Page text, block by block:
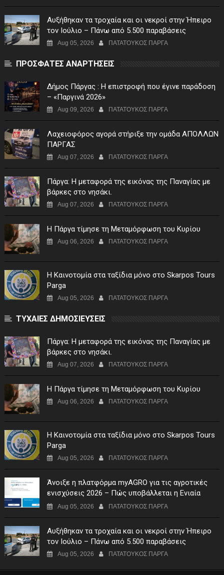
Αυξήθηκαν τα τροχαία και οι νεκροί στην Ήπειρο
τον Ιούλιο – Πάνω από 5.500 παραβάσεις
Aug 05, 2026 ΠΑΤΑΤΟΥΚΟΣ ΠΑΡΓΑ
ΠΡΟΣΦΑΤΕΣ ΑΝΑΡΤΗΣΕΙΣ
Δήμος Πάργας : Η επιστροφή που έγινε παράδοση
– «Παργινά 2026»
Aug 09, 2026 ΠΑΤΑΤΟΥΚΟΣ ΠΑΡΓΑ
Λαχειοφόρος αγορά στήριξε την ομάδα ΑΠΟΛΛΩΝ
ΠΑΡΓΑΣ
Aug 07, 2026 ΠΑΤΑΤΟΥΚΟΣ ΠΑΡΓΑ
Πάργα: Η μεταφορά της εικόνας της Παναγίας με
βάρκες στο νησάκι.
Aug 07, 2026 ΠΑΤΑΤΟΥΚΟΣ ΠΑΡΓΑ
Η Πάργα τίμησε τη Μεταμόρφωση του Κυρίου
Aug 06, 2026 ΠΑΤΑΤΟΥΚΟΣ ΠΑΡΓΑ
Η Καινοτομία στα ταξίδια μόνο στο Skarpos Tours
Parga
Aug 05, 2026 ΠΑΤΑΤΟΥΚΟΣ ΠΑΡΓΑ
ΤΥΧΑΙΕΣ ΔΗΜΟΣΙΕΥΣΕΙΣ
Πάργα: Η μεταφορά της εικόνας της Παναγίας με
βάρκες στο νησάκι.
Aug 07, 2026 ΠΑΤΑΤΟΥΚΟΣ ΠΑΡΓΑ
Η Πάργα τίμησε τη Μεταμόρφωση του Κυρίου
Aug 06, 2026 ΠΑΤΑΤΟΥΚΟΣ ΠΑΡΓΑ
Η Καινοτομία στα ταξίδια μόνο στο Skarpos Tours
Parga
Aug 05, 2026 ΠΑΤΑΤΟΥΚΟΣ ΠΑΡΓΑ
Άνοιξε η πλατφόρμα myAGRO για τις αγροτικές
ενισχύσεις 2026 – Πώς υποβάλλεται η Ενιαία
Αίτηση Ενίσχυσης
Aug 05, 2026 ΠΑΤΑΤΟΥΚΟΣ ΠΑΡΓΑ
Αυξήθηκαν τα τροχαία και οι νεκροί στην Ήπειρο
τον Ιούλιο – Πάνω από 5.500 παραβάσεις
Aug 05, 2026 ΠΑΤΑΤΟΥΚΟΣ ΠΑΡΓΑ